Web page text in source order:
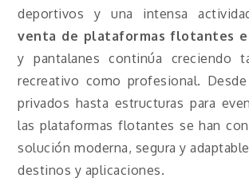
deportivos y una intensa
venta de plataformas flotantes
y pantalanes continúa creciendo
recreativo como profesional. Desde
privados hasta estructuras para
las plataformas flotantes se han
solución moderna, segura y
destinos y aplicaciones.